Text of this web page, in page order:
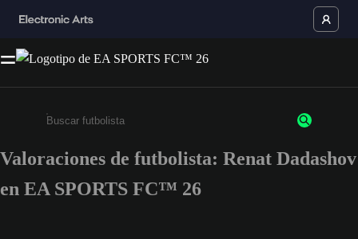
Escribe un mínimo de 3 caracteres o números.
Valoraciones de futbolista: Renat Dadashov
en EA SPORTS FC™ 26